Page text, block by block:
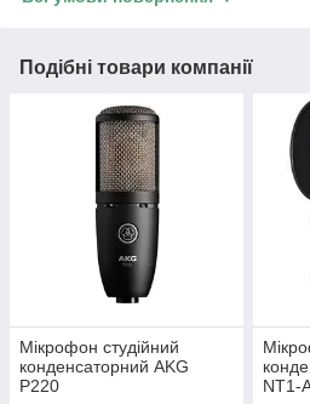
Подібні товари компанії
Мікрофон студійний
конденсаторний AKG
P220
NT1-